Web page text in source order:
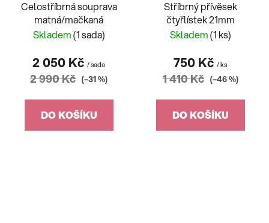
Celostříbrná souprava
matná/mačkaná
Skladem(1 sada)
2 050 Kč / sada
2 990 Kč (–31 %)
DO KOŠÍKU
Stříbrný přívěsek
čtyřlístek 21mm
Skladem(1 ks)
750 Kč / ks
1 410 Kč (–46 %)
DO KOŠÍKU